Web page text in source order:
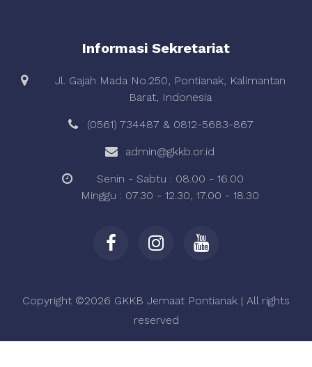
Informasi Sekretariat
Jl. Gajah Mada No.250, Pontianak, Kalimantan
Barat, Indonesia
(0561) 734487 & 0812-5683-867
admin@gkkb.or.id
Senin - Sabtu : 08.00 - 16.00
Minggu : 07.30 - 12.30, 17.00 - 18.30
Copyright ©2026 GKKB Jemaat Pontianak | All rights
reserved